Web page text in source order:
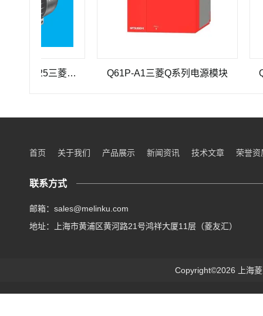
三菱重工SEHV100L-125三菱重工蜗轮蜗杆减速机SEHV100L-125 Q61P-A1三菱Q系列电源模块
首页 关于我们 产品展示 新闻资讯 技术文章 荣誉资
联系方式
邮箱：sales@melinku.com
地址：上海市黄浦区黄河路21号鸿祥大厦11层（菱友汇）
Copyright©2026 上海